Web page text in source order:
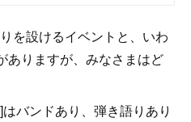
を設けるイベントと、いわ
ありますが、みなさまはど
バンドあり、弾き語りあり